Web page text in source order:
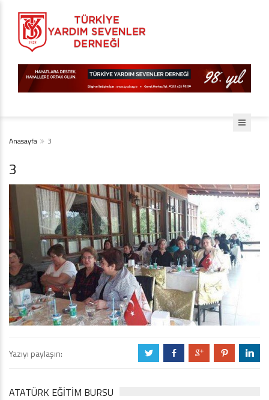
Anasayfa 3
3
Yazıyı paylaşın: a b c d j
ATATÜRK EĞITIM BURSU